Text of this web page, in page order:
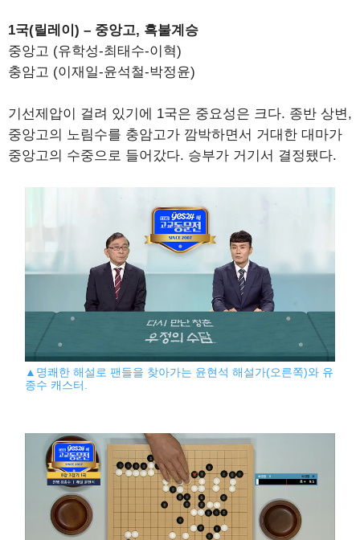
1국(릴레이) – 중앙고, 흑불계승
중앙고 (유학성-최태수-이혁)
충암고 (이재일-윤석철-박정윤)
기선제압이 걸려 있기에 1국은 중요성은 크다. 종반 상변,
중앙고의 노림수를 충암고가 깜박하면서 거대한 대마가
중앙고의 수중으로 들어갔다. 승부가 거기서 결정됐다.
▲명쾌한 해설로 팬들을 찾아가는 윤현석 해설가(오른쪽)와 유
종수 캐스터.